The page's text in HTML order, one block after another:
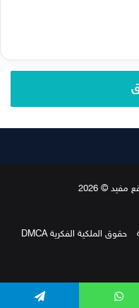
© 2026
حقوق الملكية الفكرية DMCA